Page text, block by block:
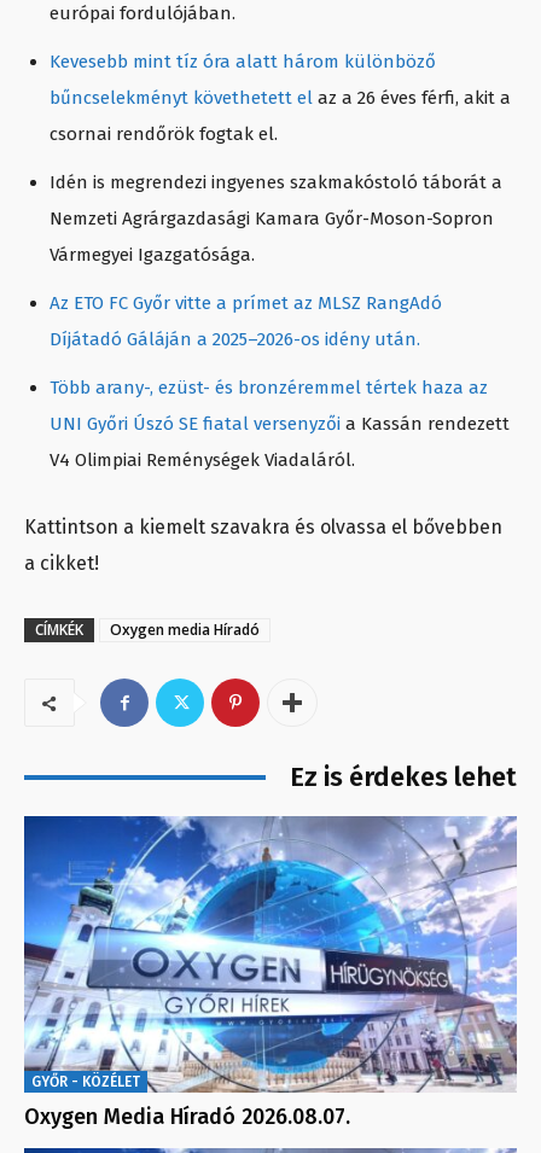
európai fordulójában.
Kevesebb mint tíz óra alatt három különböző
bűncselekményt követhetett el az a 26 éves férfi, akit a
csornai rendőrök fogtak el.
Idén is megrendezi ingyenes szakmakóstoló táborát a
Nemzeti Agrárgazdasági Kamara Győr-Moson-Sopron
Vármegyei Igazgatósága.
Az ETO FC Győr vitte a prímet az MLSZ RangAdó
Díjátadó Gáláján a 2025–2026-os idény után.
Több arany-, ezüst- és bronzéremmel tértek haza az
UNI Győri Úszó SE fiatal versenyzői a Kassán rendezett
V4 Olimpiai Reménységek Viadaláról.
Kattintson a kiemelt szavakra és olvassa el bővebben
a cikket!
CÍMKÉK Oxygen media Híradó
Ez is érdekes lehet
GYŐR - KÖZÉLET
Oxygen Media Híradó 2026.08.07.